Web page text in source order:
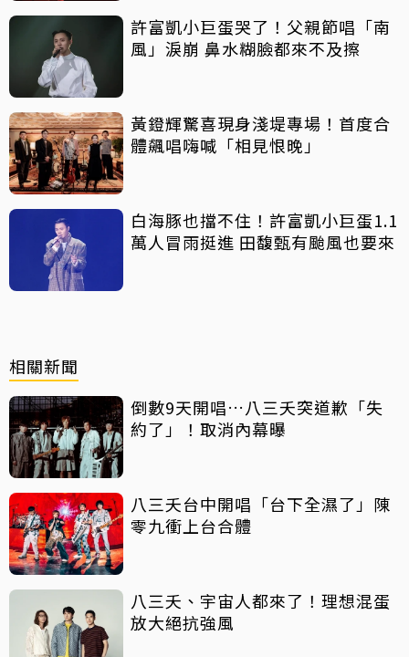
許富凱小巨蛋哭了！父親節唱「南
風」淚崩 鼻水糊臉都來不及擦
黃鐙輝驚喜現身淺堤專場！首度合
體飆唱嗨喊「相見恨晚」
白海豚也擋不住！許富凱小巨蛋1.1
萬人冒雨挺進 田馥甄有颱風也要來
相關新聞
倒數9天開唱…八三夭突道歉「失
約了」！取消內幕曝
八三夭台中開唱「台下全濕了」陳
零九衝上台合體
八三夭、宇宙人都來了！理想混蛋
放大絕抗強風